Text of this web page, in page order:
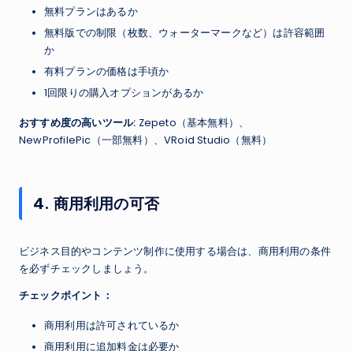
無料プランはあるか
無料版での制限（枚数、ウォーターマークなど）は許容範囲
か
有料プランの価格は手頃か
1回限りの購入オプションがあるか
おすすめ度の高いツール: Zepeto（基本無料）、
NewProfilePic（一部無料）、VRoid Studio（無料）
4. 商用利用の可否
ビジネス目的やコンテンツ制作に使用する場合は、商用利用の条件
を必ずチェックしましょう。
チェックポイント：
商用利用は許可されているか
商用利用に追加料金は必要か